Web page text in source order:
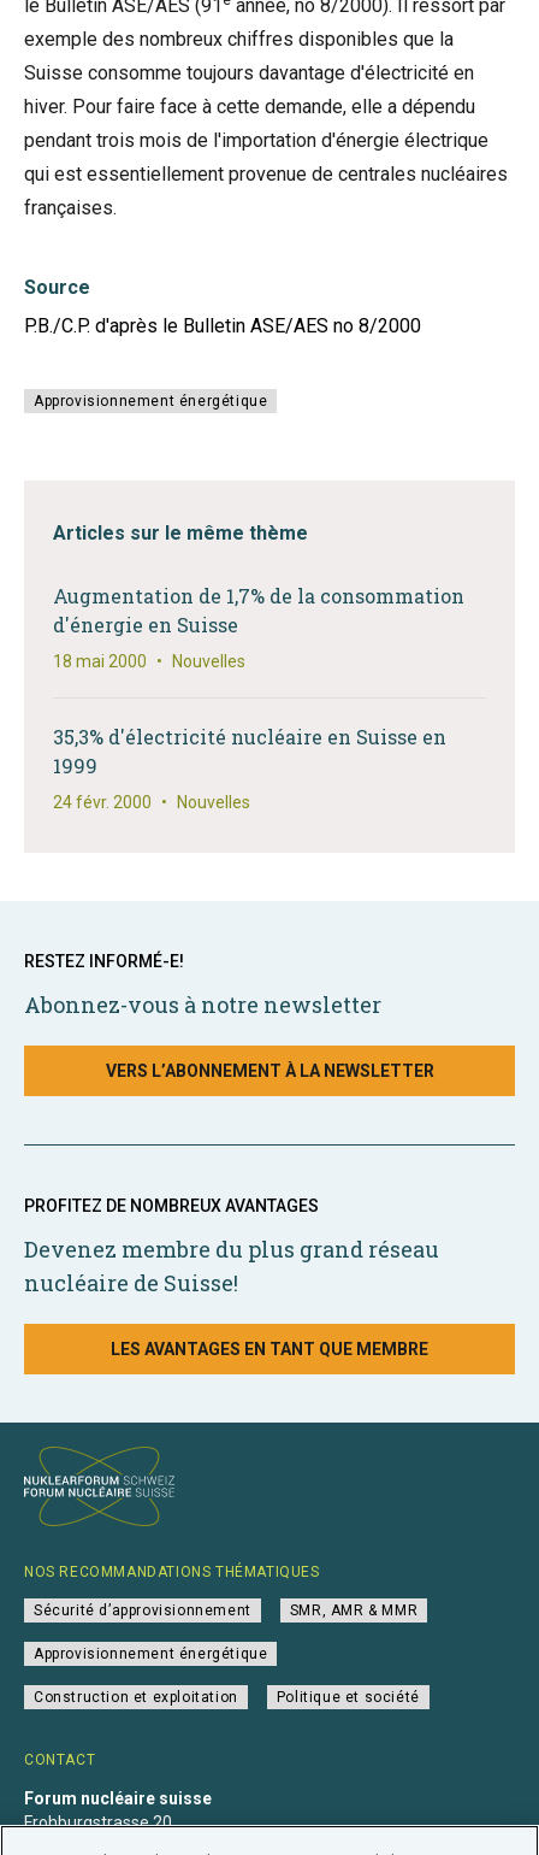
le Bulletin ASE/AES (91
année, no 8/2000). Il ressort par
exemple des nombreux chiffres disponibles que la
Suisse consomme toujours davantage d'électricité en
hiver. Pour faire face à cette demande, elle a dépendu
pendant trois mois de l'importation d'énergie électrique
qui est essentiellement provenue de centrales nucléaires
françaises.
Source
P.B./C.P. d'après le Bulletin ASE/AES no 8/2000
Approvisionnement énergétique
Articles sur le même thème
Augmentation de 1,7% de la consommation
d'énergie en Suisse
18 mai 2000 • Nouvelles
35,3% d'électricité nucléaire en Suisse en
1999
24 févr. 2000 • Nouvelles
RESTEZ INFORMÉ-E!
Abonnez-vous à notre newsletter
VERS L’ABONNEMENT À LA NEWSLETTER
PROFITEZ DE NOMBREUX AVANTAGES
Devenez membre du plus grand réseau
nucléaire de Suisse!
LES AVANTAGES EN TANT QUE MEMBRE
CONTACT
Forum nucléaire suisse
Frohburgstrasse 20
NOS RECOMMANDATIONS THÉMATIQUES
Sécurité d’approvisionnement SMR, AMR & MMR
Approvisionnement énergétique
Construction et exploitation Politique et société